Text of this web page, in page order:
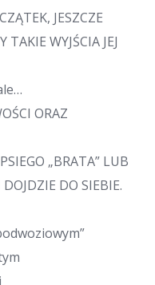
JESZCZE
TAKIE WYJŚCIA JEJ
ORAZ
„BRATA” LUB
DOJDZIE DO SIEBIE.